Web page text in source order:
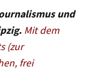
und
Mit dem
(zur
frei